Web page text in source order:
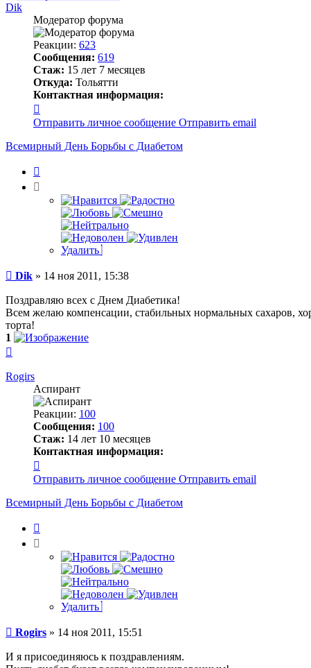
Dik
Модератор форума
Реакции: 623
Сообщения: 619
Стаж: 15 лет 7 месяцев
Откуда: Тольятти
Контактная информация:
информация
пользователя
Dik
Отправить личное сообщение Отправить email
Всемирный День Борьбы с Диабетом
Удалить
Сообщение
Dik » 14 ноя 2011, 15:38
Поздравляю всех с Днем Диабетика!
Всем желаю компенсации, стабильных нормальных сахаров,
торта!
1
началу
Rogirs
Аспирант
Реакции: 100
Сообщения: 100
Стаж: 14 лет 10 месяцев
Контактная информация:
информация
пользователя
Rogirs
Отправить личное сообщение Отправить email
Всемирный День Борьбы с Диабетом
Удалить
Сообщение
Rogirs » 14 ноя 2011, 15:51
И я присоединяюсь к поздравлениям.